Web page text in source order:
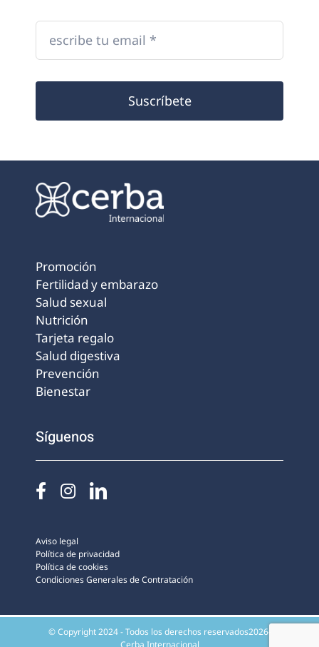
Suscríbete
Promoción
Fertilidad y embarazo
Salud sexual
Nutrición
Tarjeta regalo
Salud digestiva
Prevención
Bienestar
Síguenos
Aviso legal
Política de privacidad
Política de cookies
Condiciones Generales de Contratación
© Copyright 2024 - Todos los derechos reservados2026-
Cerba Internacional